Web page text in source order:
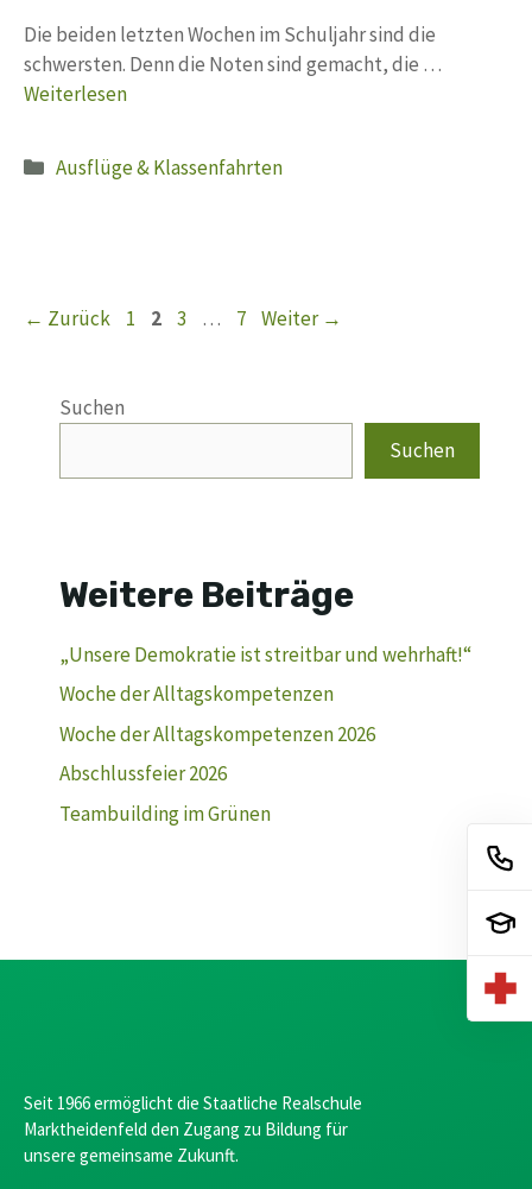
Die beiden letzten Wochen im Schuljahr sind die
schwersten. Denn die Noten sind gemacht, die …
Weiterlesen
Kategorien
Ausflüge & Klassenfahrten
← Zurück Seite
1 Seite
2 Seite
3 … Seite
7 Weiter →
Suchen
Suchen
Weitere Beiträge
„Unsere Demokratie ist streitbar und wehrhaft!“
Woche der Alltagskompetenzen
Woche der Alltagskompetenzen 2026
Abschlussfeier 2026
Teambuilding im Grünen
Seit 1966 ermöglicht die Staatliche Realschule
Marktheidenfeld den Zugang zu Bildung für
unsere gemeinsame Zukunft.